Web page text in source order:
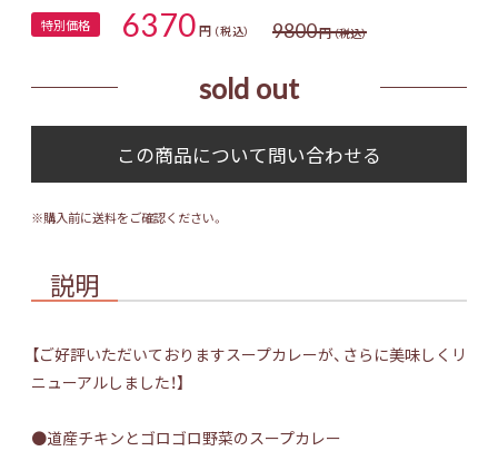
特別価格 6370円 （税込） 9800円（税込）
sold out
※購入前に送料をご確認ください。
説明
【ご好評いただいておりますスープカレーが、さらに美味しくリ
ニューアルしました！】
●道産チキンとゴロゴロ野菜のスープカレー